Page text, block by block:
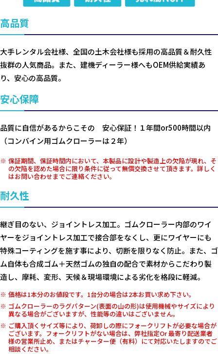
高品質
大手レンタル会社様、全国の土木会社様も採用の高品質＆耐久性
抜群の人気商品。また、建機ディーラー様へもOEM供給実績あ
り、安心の高品質。
安心保障
品質に自信があるからこその 安心保証！１年間or500時間以内
（コンバイン用ゴムクローラーは２年）
保証期間、保証時間内において、本製品に設計や製造上の欠陥が現れ、そ
の欠陥を認めた場合に限り条件に従って無償交換させて頂きます。詳しく
はお問い合わせまでご連絡ください。
耐久性
継ぎ目のない、ジョイントレス加工。ゴムクローラー内部のワイ
ヤーをジョイントレス加工で接合部をなくし、更にワイヤーにも
特殊コーティングを施す事により、切断を限りなく防止。また、ゴ
ム自体も合成ゴム＋天然ゴムの独自の配合で素材からこだわり製
造し、摩耗、変形、天候＆現場環境による劣化を格段に軽減。
価格は1本分のお値段です。1台分の場合は2本お買い求め下さい。
ゴムクローラーのラグパターン(表面の山の形)は使用機械やサイズにより
異なる場合がございますが、性能等の違いはございません。
ご購入頂くサイズ等により、荷卸しの際にフォークリフトが必要な場合が
ございます。フォークリフトがない場合は、弊社指定Or 最寄り配送業者
様の営業所止め、またはチャーター便（有料）にて対応いたしますのでご
相談ください。